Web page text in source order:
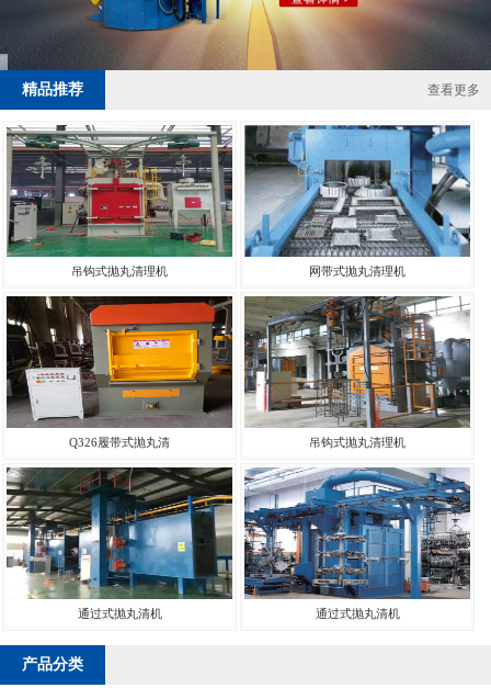
精品推荐 查看更多
吊钩式抛丸清理机 网带式抛丸清理机
Q326履带式抛丸清 吊钩式抛丸清理机
通过式抛丸清机 通过式抛丸清机
产品分类